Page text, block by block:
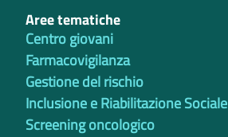
Aree tematiche
Centro giovani
Farmacovigilanza
Gestione del rischio
Inclusione e Riabilitazione Sociale
Screening oncologico